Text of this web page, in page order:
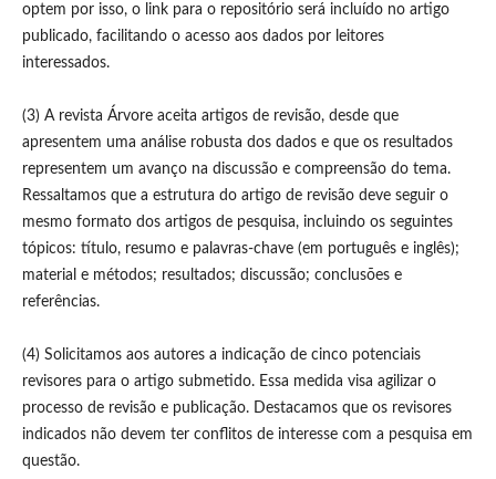
optem por isso, o link para o repositório será incluído no artigo
publicado, facilitando o acesso aos dados por leitores
interessados.
(3) A revista Árvore aceita artigos de revisão, desde que
apresentem uma análise robusta dos dados e que os resultados
representem um avanço na discussão e compreensão do tema.
Ressaltamos que a estrutura do artigo de revisão deve seguir o
mesmo formato dos artigos de pesquisa, incluindo os seguintes
tópicos: título, resumo e palavras-chave (em português e inglês);
material e métodos; resultados; discussão; conclusões e
referências.
(4) Solicitamos aos autores a indicação de cinco potenciais
revisores para o artigo submetido. Essa medida visa agilizar o
processo de revisão e publicação. Destacamos que os revisores
indicados não devem ter conflitos de interesse com a pesquisa em
questão.